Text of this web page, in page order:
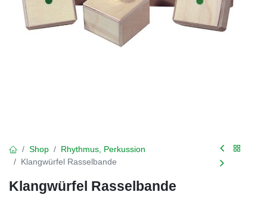
Shop
Rhythmus, Perkussion
Klangwürfel Rasselbande
Klangwürfel Rasselbande